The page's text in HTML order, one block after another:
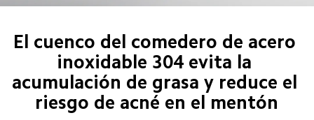
El cuenco del comedero de acero
inoxidable 304 evita la
acumulación de grasa y reduce el
riesgo de acné en el mentón